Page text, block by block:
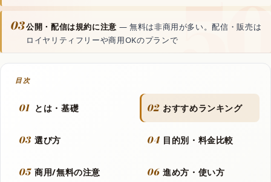
音楽生成AI
資料・文書AI
ボーカルリムーバーAI
世界のAIアプリ
03公開・配信は規約に注意 — 無料は非商用が多い。配信・販売は
ロイヤリティフリーや商用OKのプランで
目次
01 とは・基礎 02 おすすめランキング
03 選び方 04 目的別・料金比較
05 商用/無料の注意 06 進め方・使い方